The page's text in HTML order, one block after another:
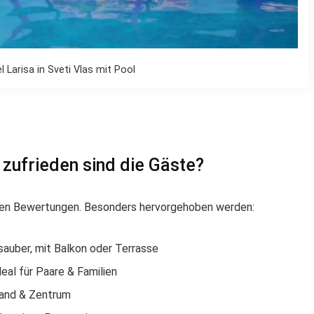
Larisa in Sveti Vlas mit Pool
sind die Gäste?
Bewertungen. Besonders hervorgehoben werden:
mit Balkon oder Terrasse
für Paare & Familien
& Zentrum